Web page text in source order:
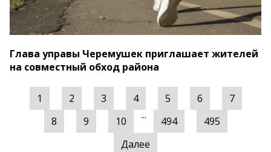
Глава управы Черемушек приглашает жителей
на совместный обход района
1 2 3 4 5 6
7
8
9 10 ... 494
495
Далее